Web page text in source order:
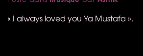
« I always loved you Ya Mustafa ».